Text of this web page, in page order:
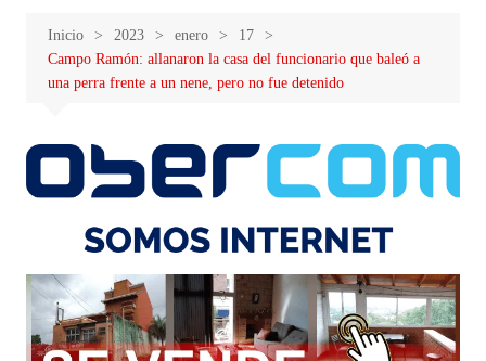
Inicio 2023 enero
17
Campo Ramón: allanaron la casa del funcionario que baleó a
una perra frente a un nene, pero no fue detenido